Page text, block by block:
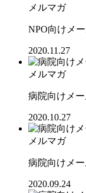
メルマガ
NPO向けメ
2020.11.27
メルマガ
病院向けメ
2020.10.27
メルマガ
病院向けメ
2020.09.24